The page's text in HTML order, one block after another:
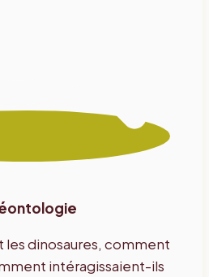
dinosaures, comment
intéragissaient-ils